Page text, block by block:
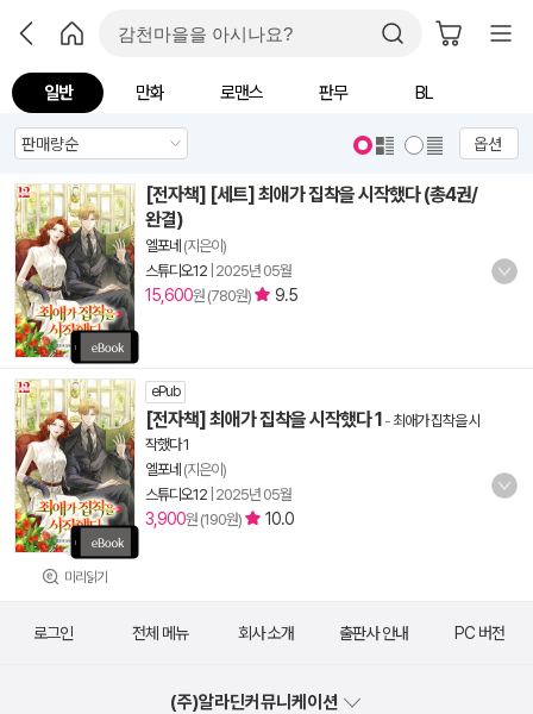
일반 만화 로맨스 판무 BL
옵션
[전자책] [세트] 최애가 집착을 시작했다 (총4권/
완결)
엘포네 (지은이)
스튜디오12 2025년 05월
15,600원 (780원) 9.5
미리읽기
ePub
[전자책] 최애가 집착을 시작했다 1 -최애가 집착을 시
작했다 1
엘포네 (지은이)
스튜디오12 2025년 05월
3,900원 (190원) 10.0
로그인 전체 메뉴 회사 소개 출판사 안내 PC 버전
(주)알라딘커뮤니케이션